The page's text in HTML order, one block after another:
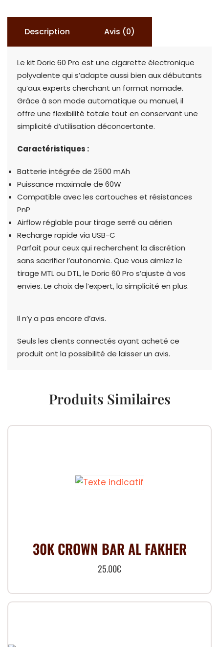
Description Avis (0)
Le kit Doric 60 Pro est une cigarette électronique
polyvalente qui s’adapte aussi bien aux débutants
qu’aux experts cherchant un format nomade.
Grâce à son mode automatique ou manuel, il
offre une flexibilité totale tout en conservant une
simplicité d’utilisation déconcertante.
Caractéristiques :
Batterie intégrée de 2500 mAh
Puissance maximale de 60W
Compatible avec les cartouches et résistances
PnP
Airflow réglable pour tirage serré ou aérien
Recharge rapide via USB-C
Parfait pour ceux qui recherchent la discrétion
sans sacrifier l’autonomie. Que vous aimiez le
tirage MTL ou DTL, le Doric 60 Pro s’ajuste à vos
envies. Le choix de l’expert, la simplicité en plus.
Il n’y a pas encore d’avis.
Seuls les clients connectés ayant acheté ce
produit ont la possibilité de laisser un avis.
Produits Similaires
30K CROWN BAR AL FAKHER
25.00€
produit